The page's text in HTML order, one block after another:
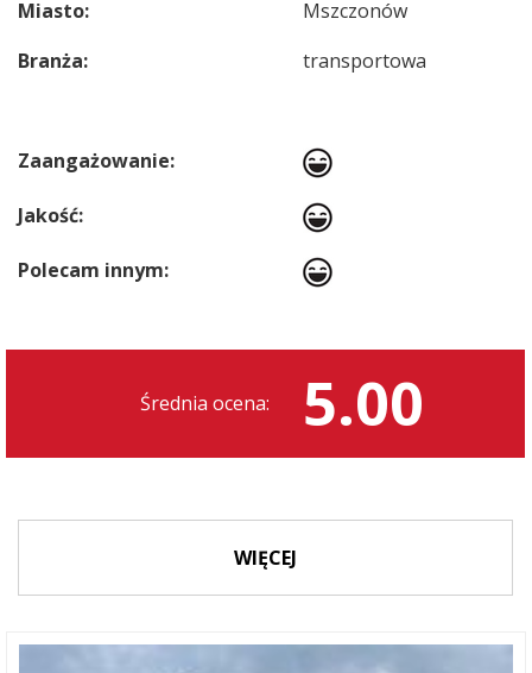
Miasto:
Mszczonów
Branża:
transportowa
Zaangażowanie:
Jakość:
Polecam innym:
Średnia ocena: 5.00
WIĘCEJ